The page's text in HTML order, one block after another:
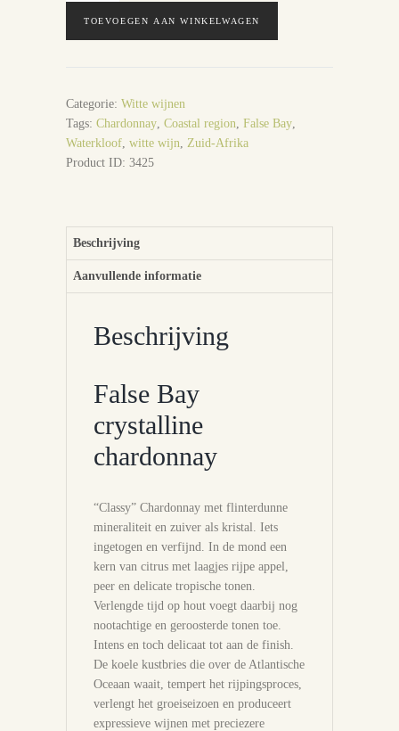
TOEVOEGEN AAN WINKELWAGEN
Categorie: Witte wijnen
Tags: Chardonnay Coastal region False Bay
Waterkloof witte wijn
Zuid-Afrika
Product ID: 3425
Beschrijving
Aanvullende informatie
Beschrijving
False Bay
crystalline
chardonnay
“Classy” Chardonnay met flinterdunne
mineraliteit en zuiver als kristal. Iets
ingetogen en verfijnd. In de mond een
kern van citrus met laagjes rijpe appel,
peer en delicate tropische tonen.
Verlengde tijd op hout voegt daarbij nog
nootachtige en geroosterde tonen toe.
Intens en toch delicaat tot aan de finish.
De koele kustbries die over de Atlantische
Oceaan waait, tempert het rijpingsproces,
verlengt het groeiseizoen en produceert
expressieve wijnen met preciezere